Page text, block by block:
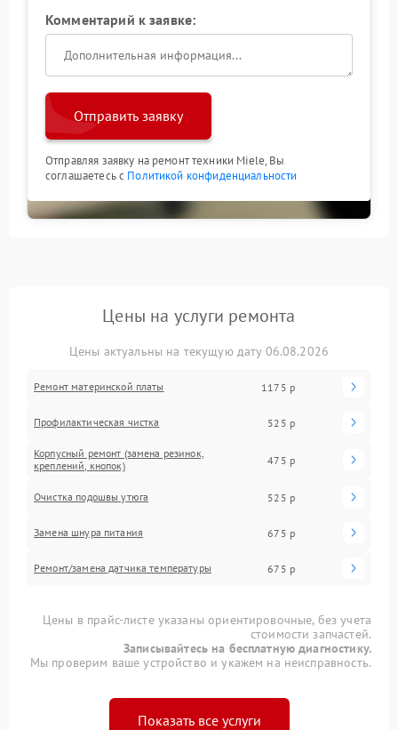
Комментарий к заявке:
Отправить заявку
Отправляя заявку на ремонт техники Miele, Вы
соглашаетесь с Политикой конфиденциальности
Цены на услуги ремонта
Цены актуальны на текущую дату 06.08.2026
Ремонт материнской платы 1175 р
Профилактическая чистка 525 р
Корпусный ремонт (замена резинок,
креплений, кнопок)
475 р
Очистка подошвы утюга 525 р
Замена шнура питания 675 р
Ремонт/замена датчика температуры 675 р
Цены в прайс-листе указаны ориентировочные, без учета
стоимости запчастей.
Записывайтесь на бесплатную диагностику.
Мы проверим ваше устройство и укажем на неисправность.
Показать все услуги